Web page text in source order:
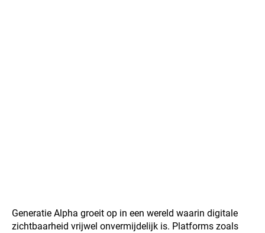
Generatie Alpha groeit op in een wereld waarin digitale
zichtbaarheid vrijwel onvermijdelijk is. Platforms zoals